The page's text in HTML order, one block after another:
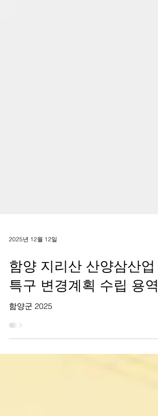
2025년 12월 12일
함양 지리산 산양삼산업
특구 변경계획 수립 용역
함양군 2025